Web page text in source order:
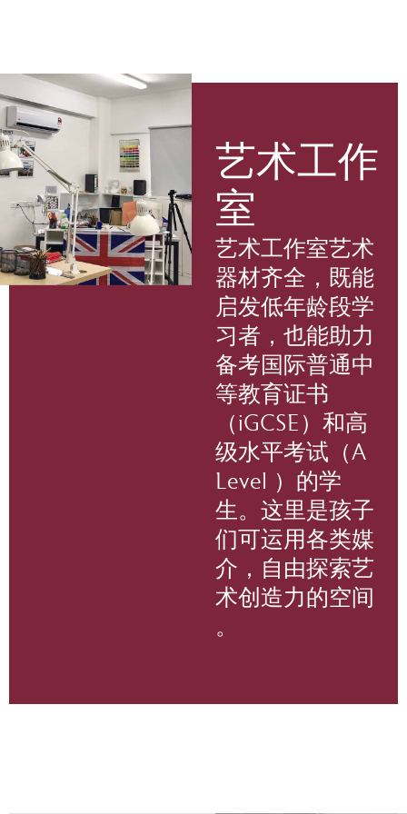
艺术工作
室
艺术工作室艺术
器材齐全，既能
启发低年龄段学
习者，也能助力
备考国际普通中
等教育证书
（iGCSE）和高
级水平考试（A
Level ）的学
生。这里是孩子
们可运用各类媒
介，自由探索艺
术创造力的空间
。